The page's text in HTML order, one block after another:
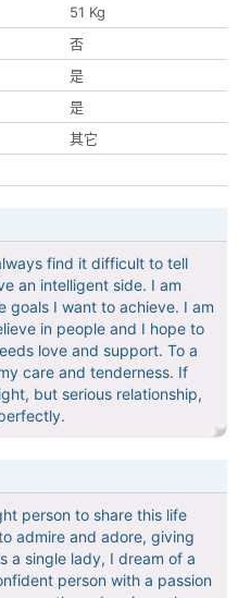
51 Kg
否
是
是
其它
find it difficult to tell
an intelligent side. I am
goals I want to achieve. I am
in people and I hope to
love and support. To a
care and tenderness. If
but serious relationship,
person to share this life
admire and adore, giving
a single lady, I dream of a
person with a passion